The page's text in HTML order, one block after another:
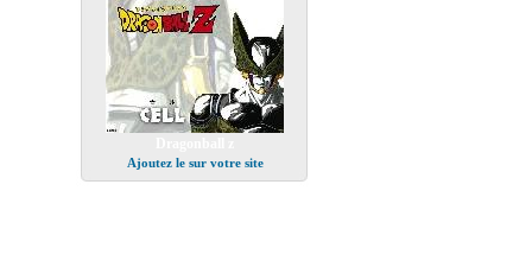
Ajoutez le sur votre site